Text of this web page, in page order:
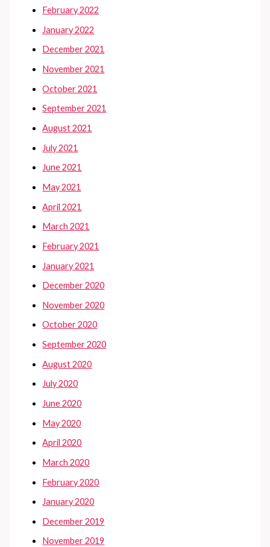
February 2022
January 2022
December 2021
November 2021
October 2021
September 2021
August 2021
July 2021
June 2021
May 2021
April 2021
March 2021
February 2021
January 2021
December 2020
November 2020
October 2020
September 2020
August 2020
July 2020
June 2020
May 2020
April 2020
March 2020
February 2020
January 2020
December 2019
November 2019